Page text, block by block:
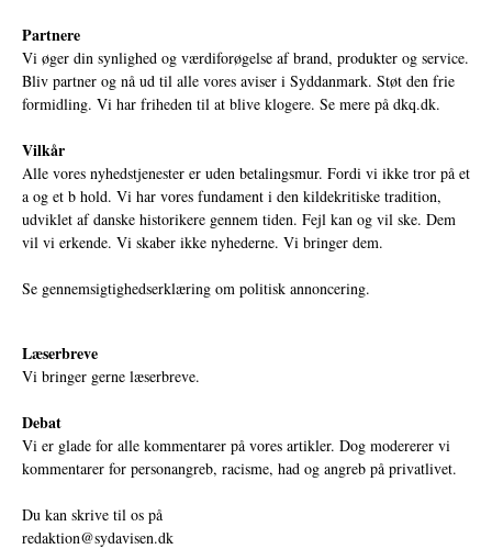
Partnere
Vi øger din synlighed og værdiforøgelse af brand, produkter og service.
Bliv partner og nå ud til alle vores aviser i Syddanmark. Støt den frie
formidling. Vi har friheden til at blive klogere. Se mere på dkq.dk.
Vilkår
Alle vores nyhedstjenester er uden betalingsmur. Fordi vi ikke tror på et
a og et b hold. Vi har vores fundament i den kildekritiske tradition,
udviklet af danske historikere gennem tiden. Fejl kan og vil ske. Dem
vil vi erkende. Vi skaber ikke nyhederne. Vi bringer dem.
Se gennemsigtighedserklæring om politisk annoncering.
Læserbreve
Vi bringer gerne læserbreve.
Debat
Vi er glade for alle kommentarer på vores artikler. Dog modererer vi
kommentarer for personangreb, racisme, had og angreb på privatlivet.
Du kan skrive til os på
redaktion@sydavisen.dk